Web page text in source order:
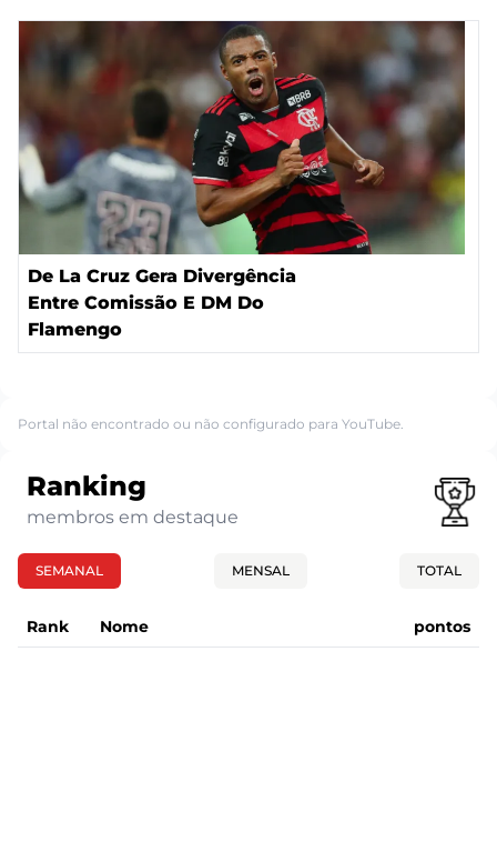
De La Cruz Gera Divergência
Entre Comissão E DM Do
Flamengo
Portal não encontrado ou não configurado para YouTube.
Ranking
membros em destaque
SEMANAL MENSAL TOTAL
Rank Nome pontos